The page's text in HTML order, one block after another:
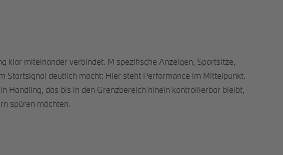
klar miteinander verbindet. M spezifische Anzeigen, Sportsitze,
Startsignal deutlich macht: Hier steht Performance im Mittelpunkt.
Handling, das bis in den Grenzbereich hinein kontrollierbar bleibt,
spüren möchten.